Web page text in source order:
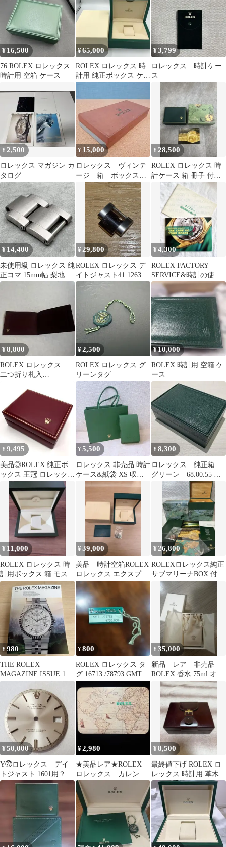
¥ 16,500
76 ROLEX ロレックス
時計用 空箱 ケース
¥65,000
ROLEX ロレックス 時
計用 純正ボックス ケー
ス（Lサイズ）
¥3,799
ロレックス 時計ケー
ス
¥2,500
ロレックス マガジン カ
タログ
¥ 15,000
ロレックス ヴィンテ
ージ 箱 ボックス
BOX ROLEX ディスプ
レイ
¥ 28,500
ROLEX ロレックス 時
計ケース 箱 冊子 付属
品セット
¥ 14,400
未使用級 ロレックス 純
正コマ 15mm幅 梨地仕
上げ 鏡面仕上げ ステン
¥ 29,800
ROLEX ロレックス デ
イトジャスト41 126331
用 オイスター PG
¥4,300
ROLEX FACTORY
SERVICE&時計の使い
方ロレックス小冊子2セ
ット
¥8,800
ROLEX ロレックス
二つ折り札入
ィンテージ 希少品
¥2,500
ROLEX ロレックス グ
リーンタグ
¥10,000
ROLEX 時計用 空箱 ケ
ース
¥ 9,495
美品◎ROLEX 純正ボ
ックス 王冠 ロレックス
ヴィンテージ レザー 赤
¥5,500
ロレックス 非売品 時計
ケース&紙袋 XS 収納
ポーチ ROLEX 自宅保
¥8,300
ロレックス 純正箱
グリーン 68.00.55 内
¥ 11,000
ROLEX ロレックス 時
計用ボックス 箱 モスグ
リーン内箱 Ｍサイズ
¥39,000
美品 時計空箱ROLEX
ロレックス エクスプロ
ーラー I 時計用ボック
ス ケース
¥26,800
ROLEXロレックス純正
サブマリーナBOX 付属
品12点
¥980
THE ROLEX
MAGAZINE ISSUE 13
英語版
¥800
ROLEX ロレックス タ
グ 16713 /78793 GMTマ
スターⅡコンビ
¥35,000
新品 レア 非売品
ROLEX 香水 75ml オー
ドパルファム
¥50,000
Y㉗ロレックス デイ
トジャスト 1601用？ シ
ルバーサンバーストダ
¥2,980
★美品レア★ROLEX
ロレックス カレンダ
ー 1986年 正規品
¥8,500
最終値下げ ROLEX ロ
レックス 時計用 革木箱
ケース